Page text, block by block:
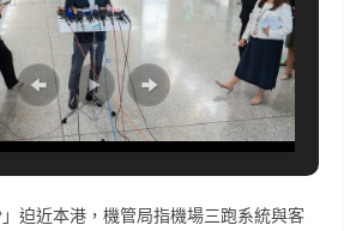
迫近本港，機管局指機場三跑系統與客